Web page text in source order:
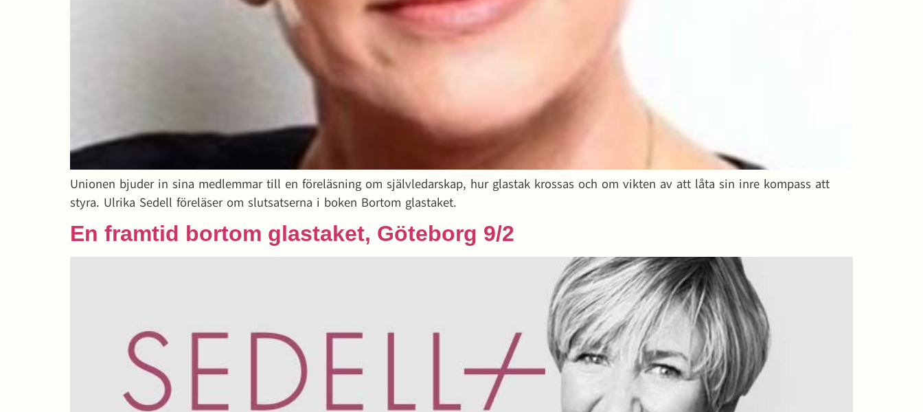
Unionen bjuder in sina medlemmar till en föreläsning om självledarskap, hur glastak krossas och om vikten av att låta sin inre kompass att
styra. Ulrika Sedell föreläser om slutsatserna i boken Bortom glastaket.
En framtid bortom glastaket, Göteborg 9/2